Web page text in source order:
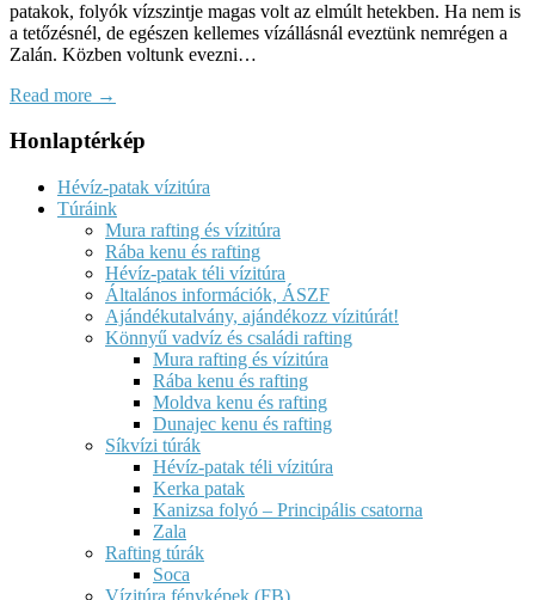
patakok, folyók vízszintje magas volt az elmúlt hetekben. Ha nem is
a tetőzésnél, de egészen kellemes vízállásnál eveztünk nemrégen a
Zalán. Közben voltunk evezni…
Read more →
Honlaptérkép
Hévíz-patak vízitúra
Túráink
Mura rafting és vízitúra
Rába kenu és rafting
Hévíz-patak téli vízitúra
Általános információk, ÁSZF
Ajándékutalvány, ajándékozz vízitúrát!
Könnyű vadvíz és családi rafting
Mura rafting és vízitúra
Rába kenu és rafting
Moldva kenu és rafting
Dunajec kenu és rafting
Síkvízi túrák
Hévíz-patak téli vízitúra
Kerka patak
Kanizsa folyó – Principális csatorna
Zala
Rafting túrák
Soca